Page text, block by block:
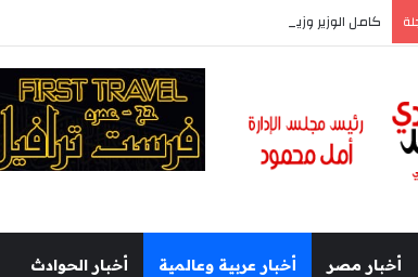
كامل الوزير وزير النقل يجري جولة تفقدية بميناء السخنة اليوم
أخبار مصر أخبار عربية وعالمية أخبار الحوادث